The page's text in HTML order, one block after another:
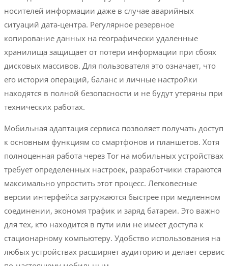
носителей информации даже в случае аварийных
ситуаций дата-центра. Регулярное резервное
копирование данных на географически удаленные
хранилища защищает от потери информации при сбоях
дисковых массивов. Для пользователя это означает, что
его история операций, баланс и личные настройки
находятся в полной безопасности и не будут утеряны при
технических работах.
Мобильная адаптация сервиса позволяет получать доступ
к основным функциям со смартфонов и планшетов. Хотя
полноценная работа через Tor на мобильных устройствах
требует определенных настроек, разработчики стараются
максимально упростить этот процесс. Легковесные
версии интерфейса загружаются быстрее при медленном
соединении, экономя трафик и заряд батареи. Это важно
для тех, кто находится в пути или не имеет доступа к
стационарному компьютеру. Удобство использования на
любых устройствах расширяет аудиторию и делает сервис